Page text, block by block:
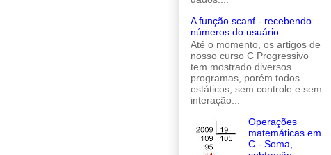
A função scanf - recebendo
números do usuário
Até o momento, os artigos de
nosso curso C Progressivo
tem mostrado diversos
programas, porém todos
estáticos, sem controle e sem
interação...
Operações
matemáticas em
C - Soma,